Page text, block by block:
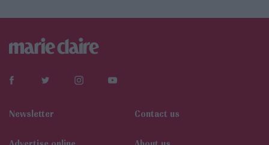
Newsletter Contact us